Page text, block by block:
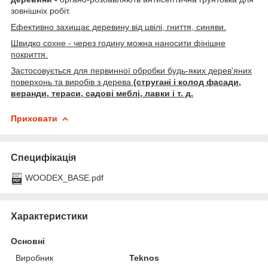
зовнішніх робіт.
Ефективно захищає деревину від цвілі, гниття, синяви.
Швидко сохне - через годину можна наносити фінішне
покриття.
Застосовується для первинної обробки будь-яких дерев'яних
поверхонь та виробів з дерева (стругані і колод фасади,
веранди, тераси, садові меблі, лавки і т. д.
Приховати
Специфікація
WOODEX_BASE.pdf
Характеристики
Основні
Виробник
Teknos